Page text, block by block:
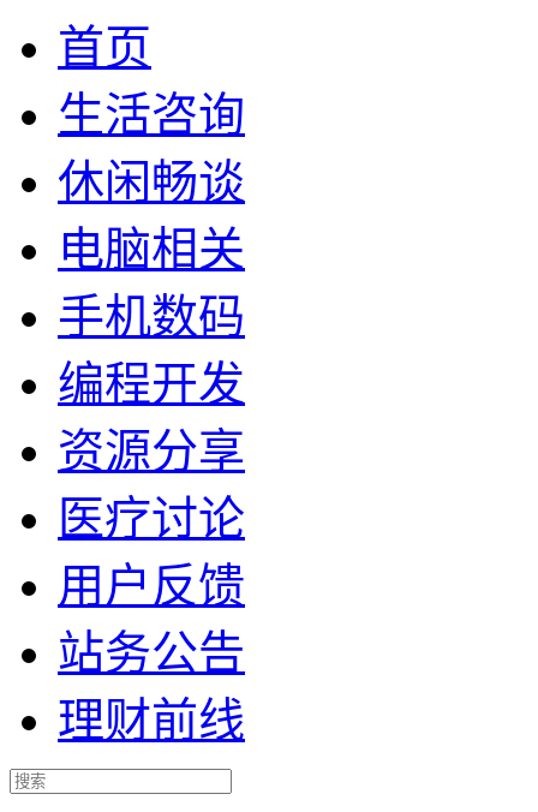
首页
生活咨询
休闲畅谈
电脑相关
手机数码
编程开发
资源分享
医疗讨论
用户反馈
站务公告
理财前线